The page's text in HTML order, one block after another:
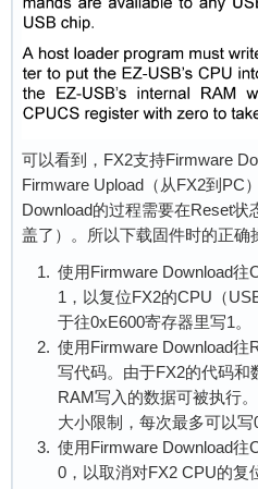
可以看到，FX2支持Firmware
Firmware Upload（从FX2到PC
Download的过程需要在Reset
盖了）。所以下载固件时的正确
使用Firmware Download往
1，以复位FX2的CPU（
于往0xE600寄存器里写1。
使用Firmware Download往
写代码。由于FX2的代码和
RAM写入的数据可被执行
大小限制，每次最多可以写
使用Firmware Download往
0，以取消对FX2 CPU的复